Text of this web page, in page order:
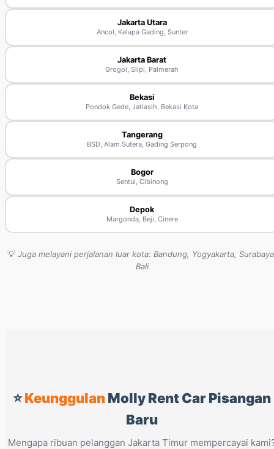
Jakarta Utara
Ancol, Kelapa Gading, Sunter
Jakarta Barat
Grogol, Slipi, Palmerah
Bekasi
Pondok Gede, Jatiasih, Bekasi Kota
Tangerang
BSD, Alam Sutera, Gading Serpong
Bogor
Sentul, Cibinong
Depok
Margonda, Beji, Cinere
💡 Juga melayani perjalanan luar kota: Bandung, Yogyakarta,
Bali
⭐KeunggulanMolly Rent Car Pisangan
Baru
Mengapa ribuan pelanggan Jakarta Timur mempercayai